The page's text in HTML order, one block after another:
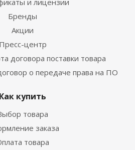
Бренды
Акции
Пресс-центр
договора поставки товара
о передаче права на ПО
Как купить
товара
заказа
товара